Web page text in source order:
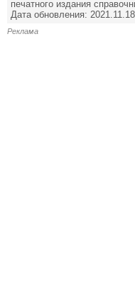
печатного издания
Дата обновления: 2021.11.18
Реклама